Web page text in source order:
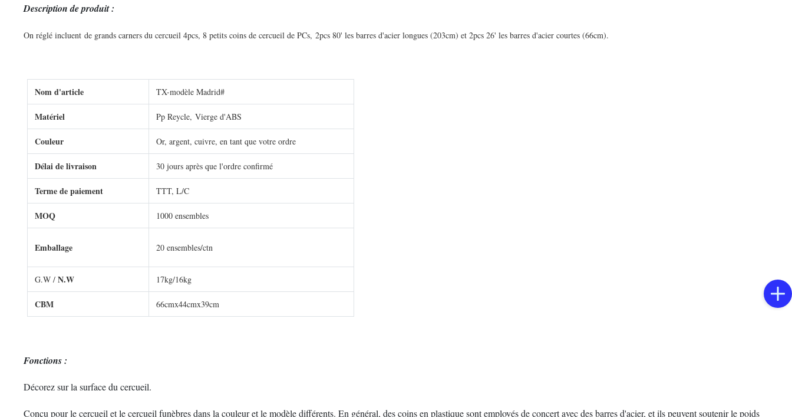
Description de produit :
On réglé incluent de grands carners du cercueil 4pcs, 8 petits coins de cercueil de PCs, 2pcs 80' les barres d'acier longues (203cm) et 2pcs 26' les barres d'acier courtes (66cm).
Nom d'article TX-modèle Madrid#
Matériel Pp Reycle, Vierge d'ABS
Couleur Or, argent, cuivre, en tant que votre ordre
Délai de livraison 30 jours après que l'ordre confirmé
Terme de paiement TTT, L/C
MOQ 1000 ensembles
Emballage 20 ensembles/ctn
G.W /N.W 17kg/16kg
CBM 66cmx44cmx39cm
Fonctions :
Décorez sur la surface du cercueil.
Conçu pour le cercueil et le cercueil funèbres dans la couleur et le modèle différents. En général, des coins en plastique sont employés de concert avec des barres d'acier, et ils peuvent soutenir le poids